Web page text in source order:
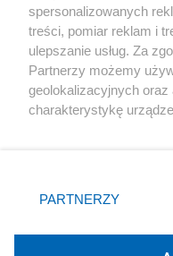
X Facebook
spersonalizowanych
treści, pomiar reklam i
ulepszanie usług. Za
Partnerzy możemy
geolokalizacyjnych
charakterystykę
zmienić/wycofać
znajdujący się w lewym
rodzaje przetwarzania
użytkownika, ale masz
PARTNERZY